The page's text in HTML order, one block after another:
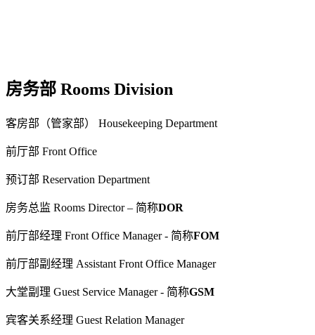
房务部 Rooms Division
客房部（管家部） Housekeeping Department
前厅部 Front Office
预订部 Reservation Department
房务总监 Rooms Director – 简称DOR
前厅部经理 Front Office Manager - 简称FOM
前厅部副经理 Assistant Front Office Manager
大堂副理 Guest Service Manager - 简称GSM
宾客关系经理 Guest Relation Manager